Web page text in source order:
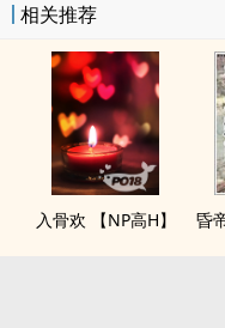
相关推荐
入骨欢 【NP高H】 昏